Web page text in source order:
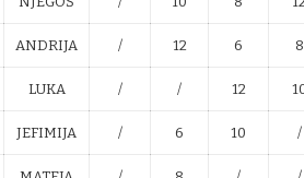
ANDRIJA / 12 6 8
LUKA / / 12
JEFIMIJA / 6 10 /